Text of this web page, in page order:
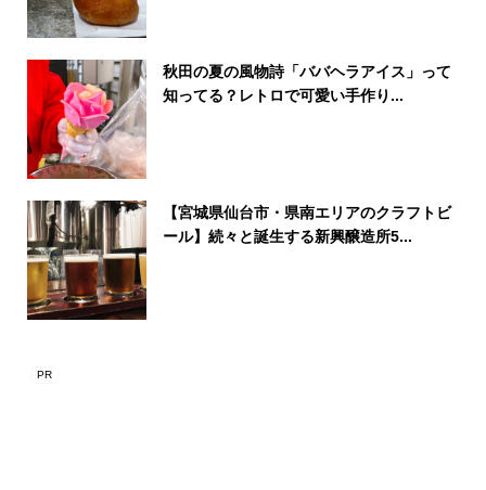
秋田の夏の風物詩「ババヘラアイス」って
知ってる？レトロで可愛い手作り...
【宮城県仙台市・県南エリアのクラフトビ
ール】続々と誕生する新興醸造所5...